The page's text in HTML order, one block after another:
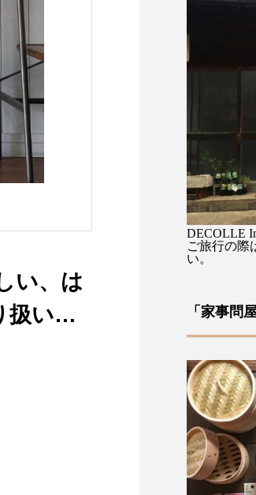
い、は
扱いが
ー」
ルケ
ット
現代にも広めたいとの思いか
ら、パターンの製作や、イギ
リス製品を中心とした裁縫小
物の仕入れを行っています・
写真家、ライターでもあるロ
ーデリック・フィールドによ
るグラフィックと共に、今ま
での裁縫における「かわい
い」とは一味違う、クールで
伝統的なスタイルの提案をユ
い！・持ち運びに便利な裁縫
🪡、ピンなど再入荷しており
贈り物にもおススメです♪本
日も18時まで皆様のご来店を
島根#松江#ユーカリ荘#yukar
雑貨#雑貨屋#マーチャンミル
馴染
先端
に手
利で
りを
ね母
も承
は様
さん
し、
魅力
掛け
考え
48・
日傘
プで
tps://
の検
い。
DECOLLE
ご旅行の際
い。
「家事問